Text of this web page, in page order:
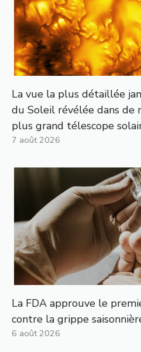
La vue la plus détaillée
du Soleil révélée dans de
plus grand télescope
7 août 2026
La FDA approuve le
contre la grippe
6 août 2026